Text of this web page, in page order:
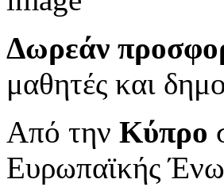
Δωρεάν
μαθητές και
Από την Κύπρο
Ευρωπαϊκής